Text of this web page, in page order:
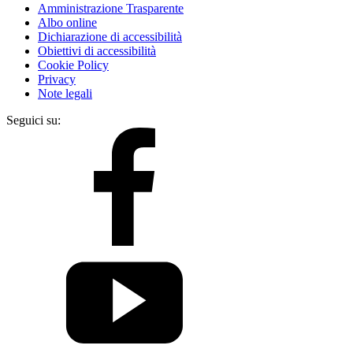
Amministrazione Trasparente
Albo online
Dichiarazione di accessibilità
Obiettivi di accessibilità
Cookie Policy
Privacy
Note legali
Seguici su: